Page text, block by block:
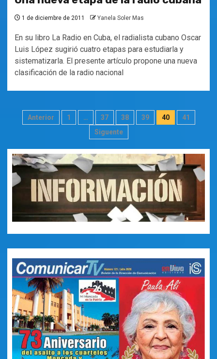
1 de diciembre de 2011 Yanela Soler Mas
En su libro La Radio en Cuba, el radialista cubano Oscar
Luis López sugirió cuatro etapas para estudiarla y
sistematizarla. El presente artículo propone una nueva
clasificación de la radio nacional
Paginación
entradas
Anterior 1 … 37 38 39 40
41
Siguente